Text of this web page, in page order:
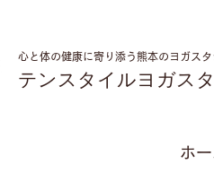
テンスタイルヨガス
心と体の健康に寄り添う熊本のヨガスタ
ホ